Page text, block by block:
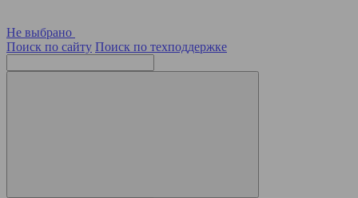
Не выбрано
Поиск по сайту Поиск по техподдержке